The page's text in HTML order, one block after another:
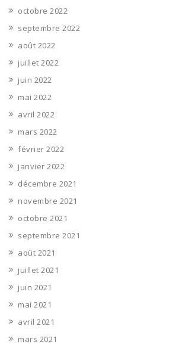
octobre 2022
septembre 2022
août 2022
juillet 2022
juin 2022
mai 2022
avril 2022
mars 2022
février 2022
janvier 2022
décembre 2021
novembre 2021
octobre 2021
septembre 2021
août 2021
juillet 2021
juin 2021
mai 2021
avril 2021
mars 2021